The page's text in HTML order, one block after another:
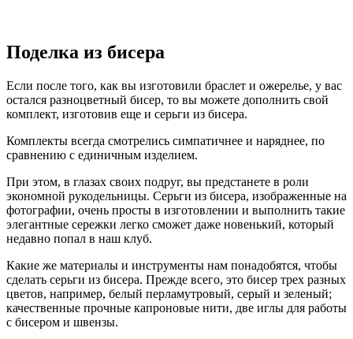
Поделка из бисера
Если после того, как вы изготовили браслет и ожерелье, у вас
остался разноцветный бисер, то вы можете дополнить свой
комплект, изготовив еще и серьги из бисера.
Комплекты всегда смотрелись симпатичнее и наряднее, по
сравнению с единичным изделием.
При этом, в глазах своих подруг, вы предстанете в роли
экономной рукодельницы. Серьги из бисера, изображенные на
фотографии, очень просты в изготовлении и выполнить такие
элегантные сережки легко сможет даже новенький, который
недавно попал в наш клуб.
Какие же материалы и инструменты нам понадобятся, чтобы
сделать серьги из бисера. Прежде всего, это бисер трех разных
цветов, например, белый перламутровый, серый и зеленый;
качественные прочные капроновые нити, две иглы для работы
с бисером и швензы.